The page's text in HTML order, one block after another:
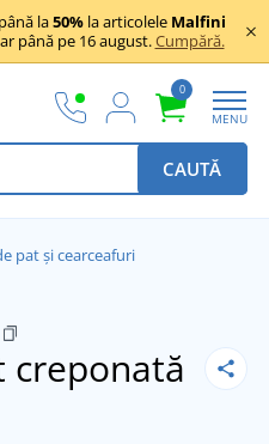
până la50% la articolele Malfini
până pe 16 august.Cumpără.
0
MENU
CAUTĂ
pat și cearceafuri
creponată